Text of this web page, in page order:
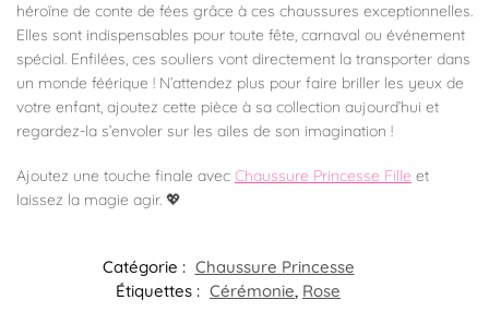
héroïne de conte de fées grâce à ces chaussures exceptionnelles.
Elles sont indispensables pour toute fête, carnaval ou événement
spécial. Enfilées, ces souliers vont directement la transporter dans
un monde féérique ! N’attendez plus pour faire briller les yeux de
votre enfant, ajoutez cette pièce à sa collection aujourd’hui et
regardez-la s’envoler sur les ailes de son imagination !
Ajoutez une touche finale avec Chaussure Princesse Fille et
laissez la magie agir. 💖
Catégorie : Chaussure Princesse
Étiquettes : Cérémonie, Rose